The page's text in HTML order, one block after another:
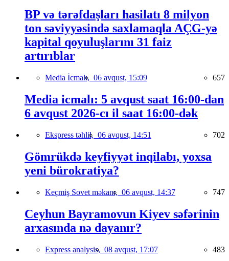
BP və tərəfdaşları hasilatı 8 milyon
ton səviyyəsində saxlamaqla AÇG-yə
kapital qoyuluşlarını 31 faiz
artırıblar
Media İcmalı, 06 avqust, 15:09 657
Media icmalı: 5 avqust saat 16:00-dan
6 avqust 2026-cı il saat 16:00-dək
Ekspress təhlil, 06 avqust, 14:51 702
Gömrükdə keyfiyyət inqilabı, yoxsa
yeni bürokratiya?
Keçmiş Sovet məkanı, 06 avqust, 14:37 747
Ceyhun Bayramovun Kiyev səfərinin
arxasında nə dayanır?
Express analysis, 08 avqust, 17:07 483